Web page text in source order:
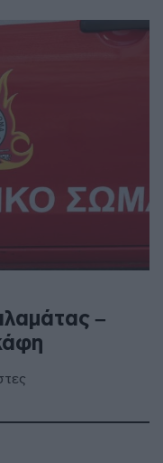
–